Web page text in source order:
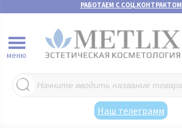
РАБОТАЕМ С СОЦ.КОНТРАКТОМ
Поиск
товаров
Наш телеграмм
меню